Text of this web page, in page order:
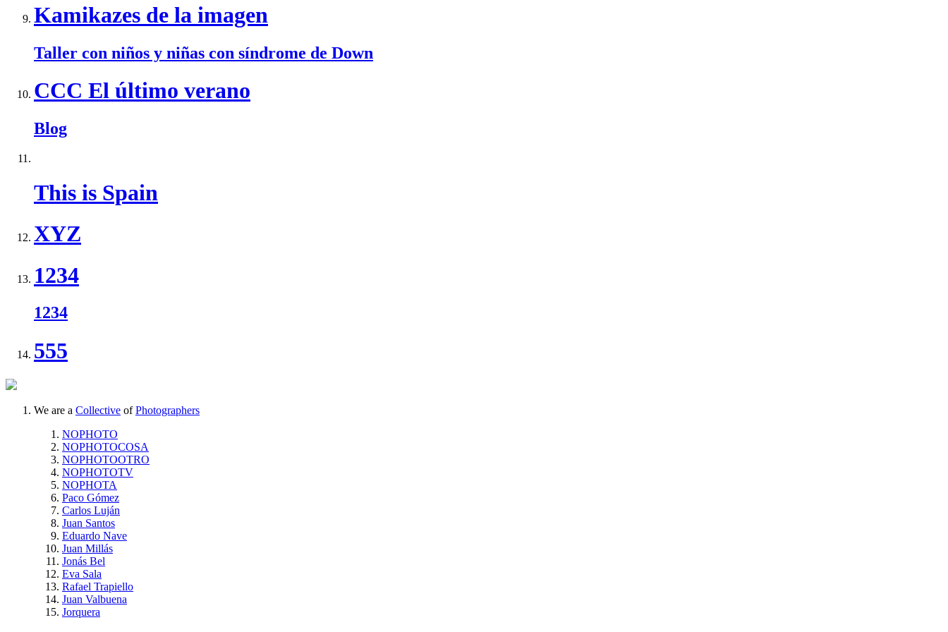
Kamikazes de la imagen
Taller con niños y niñas con síndrome de Down
CCC El último verano
Blog
This is Spain
XYZ
1234
1234
555
We are a Collective of Photographers
NOPHOTO
NOPHOTOCOSA
NOPHOTOOTRO
NOPHOTOTV
NOPHOTA
Paco Gómez
Carlos Luján
Juan Santos
Eduardo Nave
Juan Millás
Jonás Bel
Eva Sala
Rafael Trapiello
Juan Valbuena
Jorquera